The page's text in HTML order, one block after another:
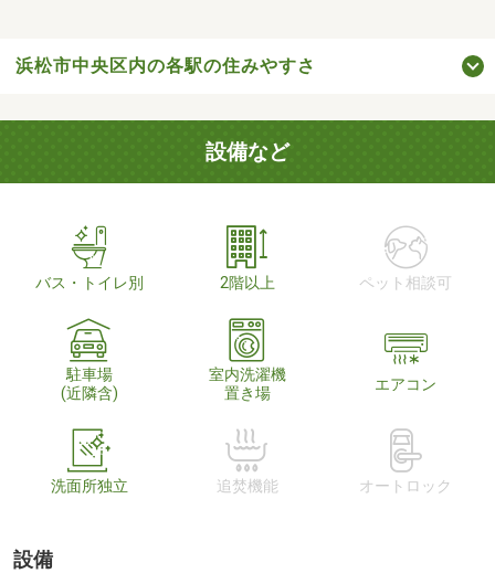
浜松市中央区内の各駅の住みやすさ
設備など
バス・トイレ別 2階以上 ペット相談可
駐車場
(近隣含)
室内洗濯機
置き場
エアコン
洗面所独立 追焚機能 オートロック
設備